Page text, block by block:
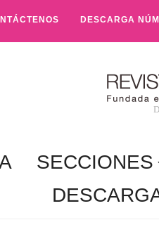
DESCARGA
SECCIONES